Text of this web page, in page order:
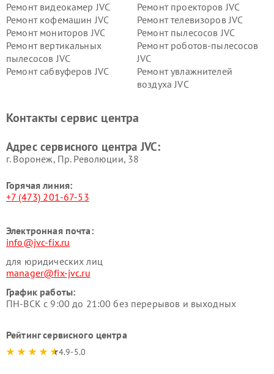
Ремонт видеокамер JVC
Ремонт проекторов JVC
Ремонт кофемашин JVC
Ремонт телевизоров JVC
Ремонт мониторов JVC
Ремонт пылесосов JVC
Ремонт вертикальных
пылесосов JVC
Ремонт роботов-пылесосов
JVC
Ремонт сабвуферов JVC
Ремонт увлажнителей
воздуха JVC
Контакты сервис центра
Адрес сервисного центра JVC:
г. Воронеж, Пр. Революции, 38
Горячая линия:
+7 (473) 201-67-53
Электронная почта:
info@jvc-fix.ru
для юридических лиц
manager@fix-jvc.ru
График работы:
ПН-ВСК с 9:00 до 21:00 без перерывов и выходных
Рейтинг сервисного центра
4.9-5.0